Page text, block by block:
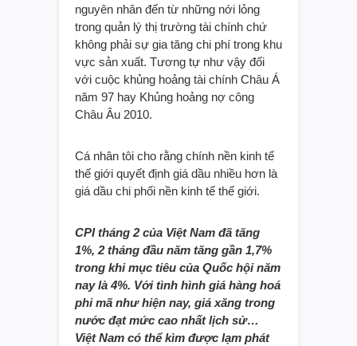
nguyên nhân đến từ những nới lỏng
trong quản lý thị trường tài chính chứ
không phải sự gia tăng chi phí trong khu
vực sản xuất. Tương tự như vậy đối
với cuộc khủng hoảng tài chính Châu Á
năm 97 hay Khủng hoảng nợ công
Châu Âu 2010.
Cá nhân tôi cho rằng chính nền kinh tế
thế giới quyết định giá dầu nhiều hơn là
giá dầu chi phối nền kinh tế thế giới.
CPI tháng 2 của Việt Nam đã tăng
1%, 2 tháng đầu năm tăng gần 1,7%
trong khi mục tiêu của Quốc hội năm
nay là 4%. Với tình hình giá hàng hoá
phi mã như hiện nay, giá xăng trong
nước đạt mức cao nhất lịch sử…
Việt Nam có thể kìm được lạm phát